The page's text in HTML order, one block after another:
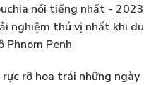
nổi tiếng nhất - 2023
nghiệm thú vị nhất khi du
Phnom Penh
rực rỡ hoa trái những ngày